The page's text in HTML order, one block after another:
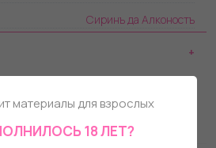
Сиринъ да Алконостъ
материалы для взрослых
18 ЛЕТ?